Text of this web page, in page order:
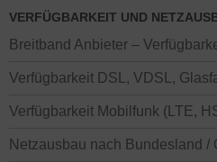
VERFÜGBARKEIT UND
Breitband Anbieter –
Verfügbarkeit DSL, VDSL,
Verfügbarkeit Mobilfunk (LTE,
Netzausbau nach Bundesland /